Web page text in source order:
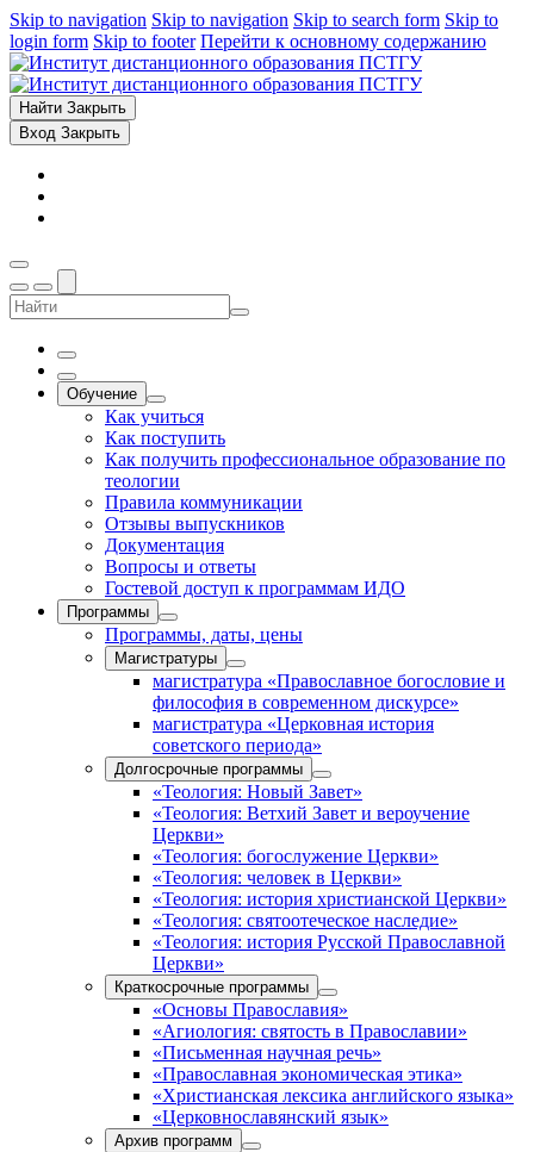
Skip to navigation Skip to navigation Skip to search form Skip to
login form Skip to footer Перейти к основному содержанию
Найти Закрыть
Вход Закрыть
Обучение
Как учиться
Как поступить
Как получить профессиональное образование по
теологии
Правила коммуникации
Отзывы выпускников
Документация
Вопросы и ответы
Гостевой доступ к программам ИДО
Программы
Программы, даты, цены
Магистратуры
магистратура «Православное богословие и
философия в современном дискурсе»
магистратура «Церковная история
советского периода»
Долгосрочные программы
«Теология: Новый Завет»
«Теология: Ветхий Завет и вероучение
Церкви»
«Теология: богослужение Церкви»
«Теология: человек в Церкви»
«Теология: история христианской Церкви»
«Теология: святоотеческое наследие»
«Теология: история Русской Православной
Церкви»
Краткосрочные программы
«Основы Православия»
«Агиология: святость в Православии»
«Письменная научная речь»
«Православная экономическая этика»
«Христианская лексика английского языка»
«Церковнославянский язык»
Архив программ